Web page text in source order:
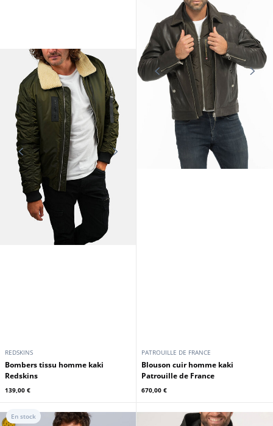
REDSKINS
Bombers tissu homme kaki
Redskins
139,00 €
PATROUILLE DE FRANCE
Blouson cuir homme kaki
Patrouille de France
670,00 €
En stock